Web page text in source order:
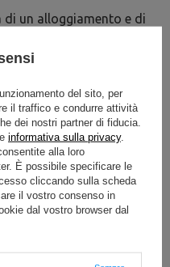
di un alloggiamento e di
Grazie ad
eseguito in
condizione. La shoulder
stabile, da una
di seduta
il comfort
del sito, per
il traffico e condurre attività
dei nostri partner di fiducia.
informativa sulla privacy.
alla loro
È possibile specificare le
cliccando sulla scheda
il vostro consenso in
dal vostro browser dal